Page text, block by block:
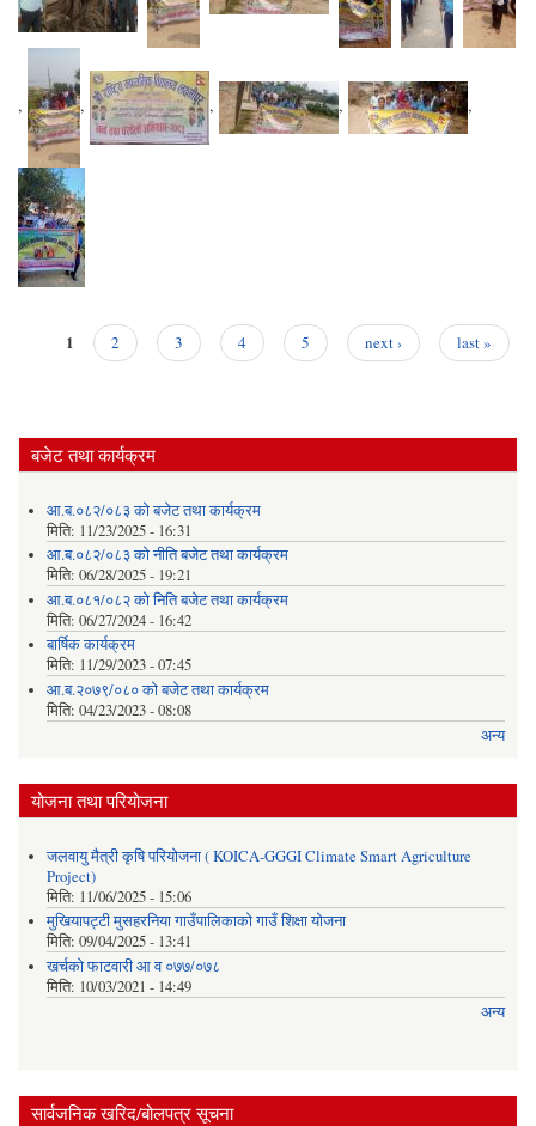
, , , , ,
1 2 3 4 5 next › last »
बजेट तथा कार्यक्रम
आ.ब.०८२/०८३ को बजेट तथा कार्यक्रम
मिति: 11/23/2025 - 16:31
आ.ब.०८२/०८३ को नीति बजेट तथा कार्यक्रम
मिति: 06/28/2025 - 19:21
आ.ब.०८१/०८२ को निति बजेट तथा कार्यक्रम
मिति: 06/27/2024 - 16:42
बार्षिक कार्यक्रम
मिति: 11/29/2023 - 07:45
आ.ब.२०७९/०८० को बजेट तथा कार्यक्रम
मिति: 04/23/2023 - 08:08
अन्य
योजना तथा परियोजना
जलवायु मैत्री कृषि परियोजना ( KOICA-GGGI Climate Smart Agriculture
Project)
मिति: 11/06/2025 - 15:06
मुखियापट्टी मुसहरनिया गाउँपालिकाको गाउँ शिक्षा योजना
मिति: 09/04/2025 - 13:41
खर्चकाे फाटवारी आ व ०७७/०७८
मिति: 10/03/2021 - 14:49
अन्य
सार्वजनिक खरिद/बोलपत्र सूचना